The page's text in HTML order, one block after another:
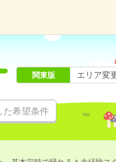
た希望条件
関東版 エリア変